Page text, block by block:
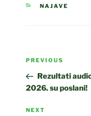
CATEGORIES
NAJAVE
Post
Previous
Post
PREVIOUS
Rezultati
2026. su poslani!
Next
NEXT